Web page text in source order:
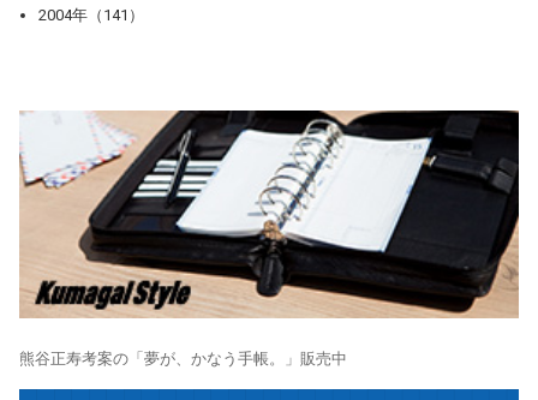
2004年（141）
熊谷正寿考案の「夢が、かなう手帳。」販売中